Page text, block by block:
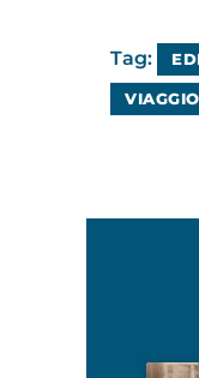
Tag:
VIAGGIO